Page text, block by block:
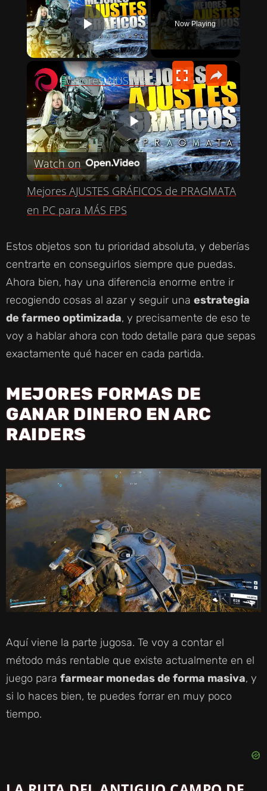
PLAY VIDEO
Now Playing
×
P
L
Y
V
I
D
E
O
Mejores AJUSTES GRÁFICOS de PRAGMATA en PC para MÁS FPS
Watch on
Mejores AJUSTES GRÁFICOS de PRAGMATA
en PC para MÁS FPS
Estos objetos son tu prioridad absoluta, y deberías
centrarte en conseguirlos siempre que puedas.
Ahora bien, hay una diferencia enorme entre ir
recogiendo cosas al azar y seguir una estrategia
de farmeo optimizada, y precisamente de eso te
voy a hablar ahora con todo detalle para que sepas
exactamente qué hacer en cada partida.
MEJORES FORMAS DE
GANAR DINERO EN ARC
RAIDERS
Aquí viene la parte jugosa. Te voy a contar el
método más rentable que existe actualmente en el
juego para farmear monedas de forma masiva, y
si lo haces bien, te puedes forrar en muy poco
tiempo.